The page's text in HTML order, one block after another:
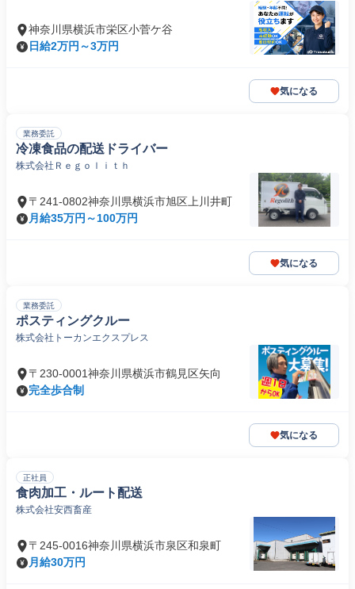
神奈川県横浜市栄区小菅ケ谷
日給2万円～3万円
気になる
業務委託
冷凍食品の配送ドライバー
株式会社Ｒｅｇｏｌｉｔｈ
〒241-0802神奈川県横浜市旭区上川井町
月給35万円～100万円
気になる
業務委託
ポスティングクルー
株式会社トーカンエクスプレス
〒230-0001神奈川県横浜市鶴見区矢向
完全歩合制
気になる
正社員
食肉加工・ルート配送
株式会社安西畜産
〒245-0016神奈川県横浜市泉区和泉町
月給30万円